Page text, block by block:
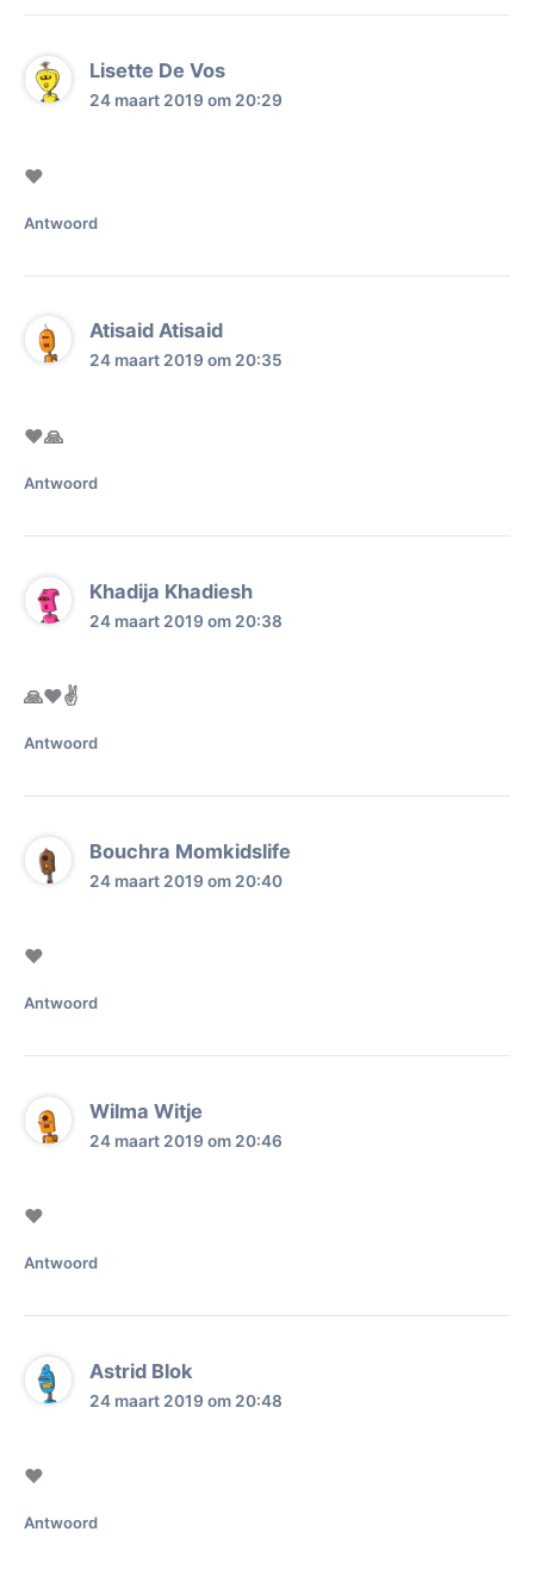
Lisette De Vos
24 maart 2019 om 20:29
❤️
Antwoord
Atisaid Atisaid
24 maart 2019 om 20:35
❤️🙏
Antwoord
Khadija Khadiesh
24 maart 2019 om 20:38
🙏❤️✌️
Antwoord
Bouchra Momkidslife
24 maart 2019 om 20:40
❤️
Antwoord
Wilma Witje
24 maart 2019 om 20:46
❤
Antwoord
Astrid Blok
24 maart 2019 om 20:48
❤
Antwoord